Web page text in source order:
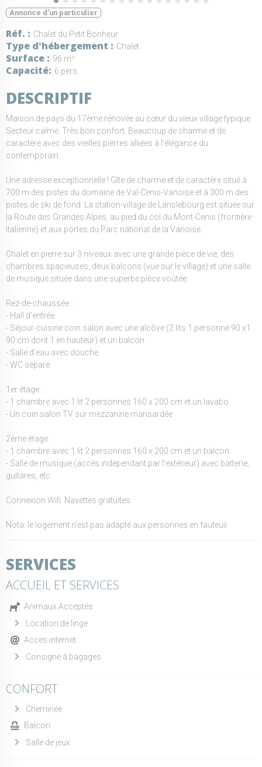
Annonce d'un particulier
Réf. Chalet du Petit Bonheur
Type d'hébergement Chalet
Surface 96 m²
Capacité 6 pers.
DESCRIPTIF
Maison de pays du 17ème rénovée au cœur du vieux village typique.
Secteur calme. Très bon confort. Beaucoup de charme et de
caractère avec des vieilles pierres alliées à l'élégance du
contemporain.
Une adresse exceptionnelle ! Gîte de charme et de caractère situé à
700 m des pistes du domaine de Val-Cenis-Vanoise et à 300 m des
pistes de ski de fond. La station-village de Lanslebourg est située sur
la Route des Grandes Alpes, au pied du col du Mont-Cenis (frontière
italienne) et aux portes du Parc national de la Vanoise.
Chalet en pierre sur 3 niveaux avec une grande pièce de vie, des
chambres spacieuses, deux balcons (vue sur le village) et une salle
de musique située dans une superbe pièce voûtée.
Rez-de-chaussée :
- Hall d'entrée
- Séjour-cuisine coin salon avec une alcôve (2 lits 1 personne 90 x1
90 cm dont 1 en hauteur) et un balcon
- Salle d'eau avec douche
- WC séparé
1er étage :
- 1 chambre avec 1 lit 2 personnes 160 x 200 cm et un lavabo
- Un coin salon TV sur mezzanine mansardée
2ème étage :
- 1 chambre avec 1 lit 2 personnes 160 x 200 cm et un balcon
- Salle de musique (accès indépendant par l'extérieur) avec batterie,
guitares, etc.
Connexion Wifi. Navettes gratuites.
Nota: le logement n'est pas adapté aux personnes en fauteuil
SERVICES
ACCUEIL ET SERVICES
Animaux Acceptés
Location de linge
Acces internet
Consigne à bagages
CONFORT
Cheminée
Balcon
Salle de jeux